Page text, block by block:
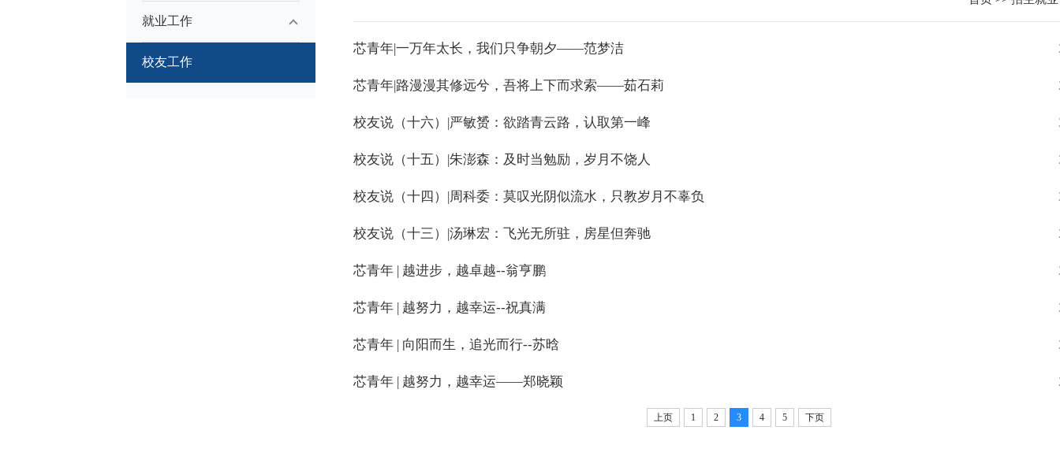
就业工作
校友工作
芯青年|一万年太长，我们只争朝夕——范梦洁
芯青年|路漫漫其修远兮，吾将上下而求索——茹石莉
校友说（十六）|严敏赟：欲踏青云路，认取第一峰
校友说（十五）|朱澎森：及时当勉励，岁月不饶人
校友说（十四）|周科委：莫叹光阴似流水，只教岁月不辜负
校友说（十三）|汤琳宏：飞光无所驻，房星但奔驰
芯青年 | 越进步，越卓越--翁亨鹏
芯青年 | 越努力，越幸运--祝真满
芯青年 | 向阳而生，追光而行--苏晗
芯青年 | 越努力，越幸运——郑晓颖
上页 1 2 3 4 5 下页